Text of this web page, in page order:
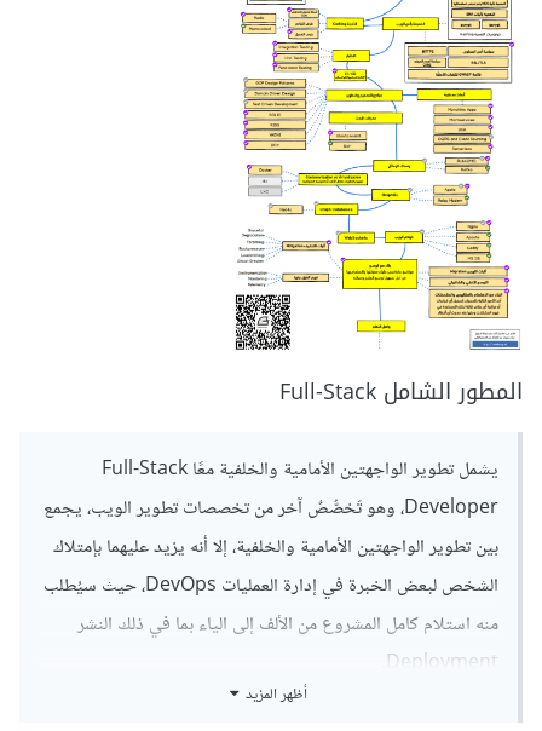
المطور الشامل Full-Stack
يشمل تطوير الواجهتين الأمامية والخلفية معًا Full-Stack
Developer، وهو تَخصُّصٌ آخر من تخصصات تطوير الويب، يجمع
بين تطوير الواجهتين الأمامية والخلفية، إلا أنه يزيد عليهما بإمتلاك
الشخص لبعض الخبرة في إدارة العمليات DevOps، حيث سيُطلب
منه استلام كامل المشروع من الألف إلى الياء بما في ذلك النشر
Deployment.
أظهر المزيد